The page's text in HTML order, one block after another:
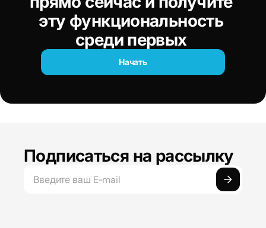
эту функциональность
среди первых
Начать
Подписаться на рассылку